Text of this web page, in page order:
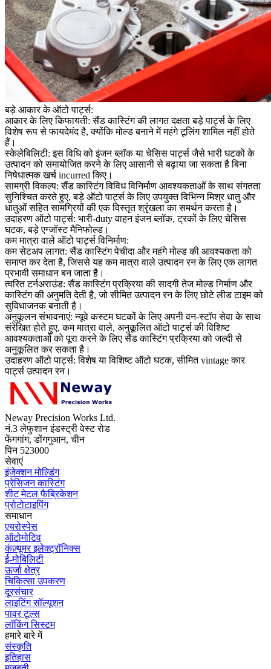
बड़े आकार के ऑटो पार्ट्स:
आकार के लिए किफायती: सैंड कास्टिंग की लागत दक्षता बड़े पार्ट्स के लिए
विशेष रूप से फायदेमंद है, क्योंकि मोल्ड बनाने में महंगे टूलिंग शामिल नहीं होते
हैं।
स्केलेबिलिटी: इस विधि को इंजन ब्लॉक या चेसिस पार्ट्स जैसे भारी घटकों के
उत्पादन को समायोजित करने के लिए आसानी से बढ़ाया जा सकता है बिना
निषेधात्मक खर्च incurred किए।
सामग्री विकल्प: सैंड कास्टिंग विविध विनिर्माण आवश्यकताओं के साथ संगतता
सुनिश्चित करते हुए, बड़े ऑटो पार्ट्स के लिए उपयुक्त विभिन्न मिश्र धातु और
धातुओं सहित सामग्रियों की एक विस्तृत श्रृंखला का समर्थन करता है।
उदाहरण ऑटो पार्ट्स: भारी-duty वाहन इंजन ब्लॉक, ट्रकों के लिए चेसिस
घटक, बड़े एग्जॉस्ट मैनिफोल्ड।
कम मात्रा वाले ऑटो पार्ट्स विनिर्माण:
कम सेटअप लागत: सैंड कास्टिंग पेचीदा और महंगे मोल्ड की आवश्यकता को
समाप्त कर देता है, जिससे यह कम मात्रा वाले उत्पादन रन के लिए एक लागत
प्रभावी समाधान बन जाता है।
त्वरित टर्नअराउंड: सैंड कास्टिंग प्रक्रिया की सादगी तेज मोल्ड निर्माण और
कास्टिंग की अनुमति देती है, जो सीमित उत्पादन रन के लिए छोटे लीड टाइम को
सुविधाजनक बनाती है।
अनुकूलन संभावनाएं: न्यूवे कस्टम घटकों के लिए अपनी वन-स्टॉप सेवा के साथ
संरेखित होते हुए, कम मात्रा वाले, अनुकूलित ऑटो पार्ट्स की विशिष्ट
आवश्यकताओं को पूरा करने के लिए सैंड कास्टिंग प्रक्रिया को जल्दी से
अनुकूलित कर सकता है।
उदाहरण ऑटो पार्ट्स: विशेष या विशिष्ट ऑटो घटक, सीमित vintage कार
पार्ट्स उत्पादन रन।
Neway Precision Works Ltd.
नं.3 लेफुशान इंडस्ट्री वेस्ट रोड
फेंगगांग, डोंगगुआन, चीन
पिन 523000
सेवाएं
इंजेक्शन मोल्डिंग
प्रेसिजन कास्टिंग
शीट मेटल फैब्रिकेशन
प्रोटोटाइपिंग
समाधान
एयरोस्पेस
ऑटोमोटिव
कंज़्यूमर इलेक्ट्रॉनिक्स
ई-मोबिलिटी
ऊर्जा क्षेत्र
चिकित्सा उपकरण
दूरसंचार
लाइटिंग सॉल्यूशन
पावर टूल्स
लॉकिंग सिस्टम
हमारे बारे में
संस्कृति
इतिहास